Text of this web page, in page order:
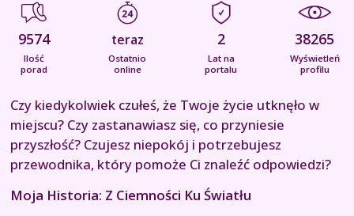
9574
Ilość
porad
teraz
Ostatnio
online
2
Lat na
portalu
38265
Wyświetleń
profilu
Czy kiedykolwiek czułeś, że Twoje życie utknęło w
miejscu? Czy zastanawiasz się, co przyniesie
przyszłość? Czujesz niepokój i potrzebujesz
przewodnika, który pomoże Ci znaleźć odpowiedzi?
Moja Historia: Z Ciemności Ku Światłu